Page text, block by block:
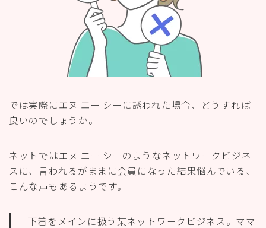
では実際にエヌ エー シーに誘われた場合、どうすれば
良いのでしょうか。
ネットではエヌ エー シーのようなネットワークビジネ
スに、言われるがままに会員になった結果悩んでいる、
こんな声もあるようです。
下着をメインに扱う某ネットワークビジネス。ママ